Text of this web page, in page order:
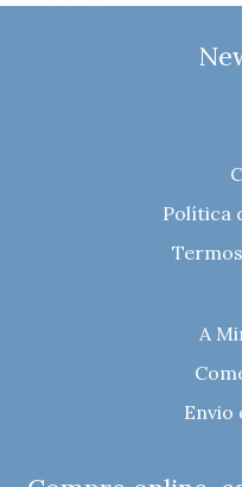
Política
A
Envio